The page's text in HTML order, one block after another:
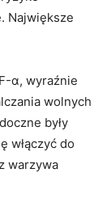
Największe
α, wyraźnie
wolnych
były
włączyć do
warzywa